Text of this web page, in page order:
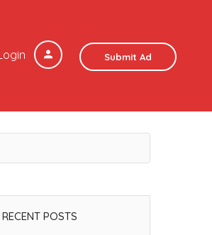
Submit Ad
POSTS